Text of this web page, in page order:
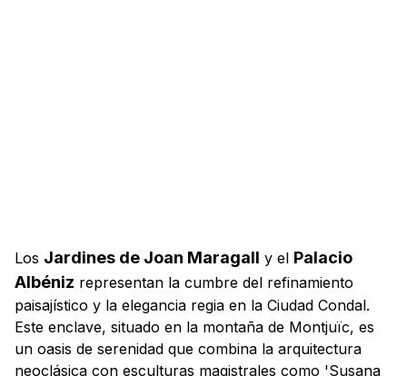
Los Jardines de Joan Maragall y el Palacio
Albéniz representan la cumbre del refinamiento
paisajístico y la elegancia regia en la Ciudad Condal.
Este enclave, situado en la montaña de Montjuïc, es
un oasis de serenidad que combina la arquitectura
neoclásica con esculturas magistrales como 'Susana